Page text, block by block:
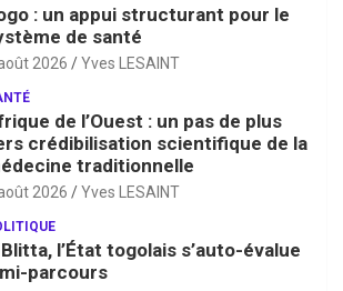
: un appui structurant pour le
de santé
2026 Yves LESAINT
de l’Ouest : un pas de plus
crédibilisation scientifique de la
traditionnelle
2026 Yves LESAINT
l’État togolais s’auto-évalue
parcours